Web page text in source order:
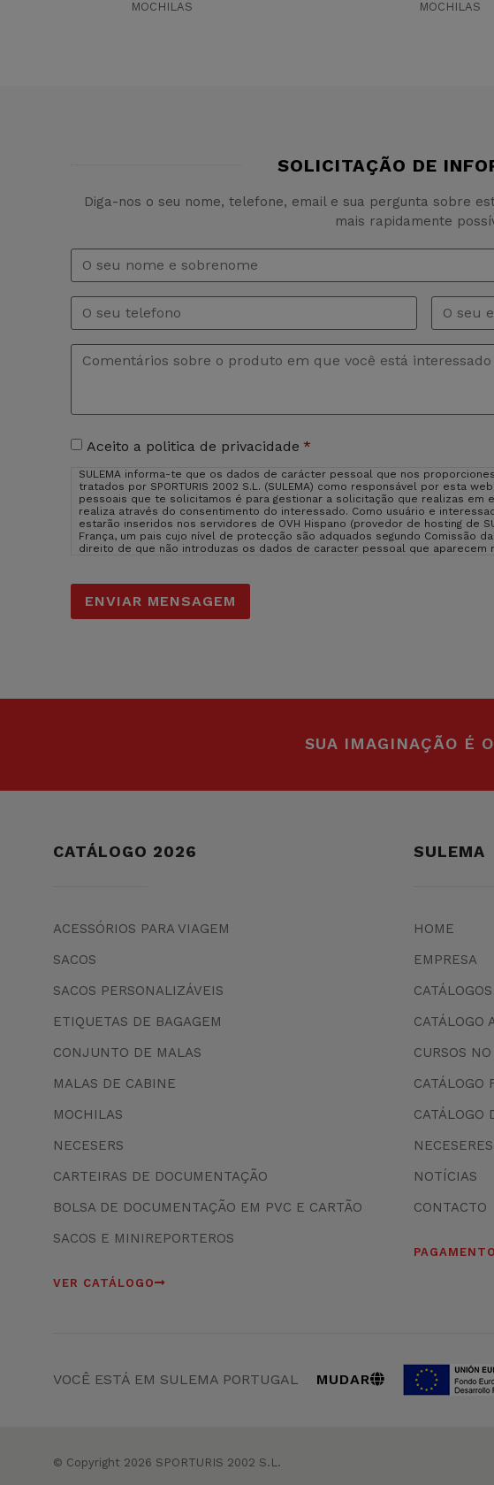
MOCHILAS MOCHILAS
SOLICITAÇÃO DE
Diga-nos o seu nome, telefone, email e sua pergunta sobre
mais rapidamente
Comentários
Aceitação
privacidade *
Aceito a politica de privacidade *
SULEMA informa-te que os dados de carácter pessoal que nos
tratados por SPORTURIS 2002 S.L. (SULEMA) como responsável por esta
pessoais que te solicitamos é para gestionar a solicitação que realizas em
realiza através do consentimento do interessado. Como usuário e
estarão inseridos nos servidores de OVH Hispano (provedor de hosting de
França, um pais cujo nível de protecção são adquados segundo Comissão da
direito de que não introduzas os dados de caracter pessoal que
control. Podes consultar a informação adicional e detalhada sobre Proteção
assim como consultar a nossa
SUA IMAGINAÇÃO É
CATÁLOGO 2026
ACESSÓRIOS PARA VIAGEM
SACOS
SACOS PERSONALIZÁVEIS
ETIQUETAS DE BAGAGEM
CONJUNTO DE MALAS
MALAS DE CABINE
MOCHILAS
NECESERS
CARTEIRAS DE DOCUMENTAÇÃO
BOLSA DE DOCUMENTAÇÃO EM PVC E CARTÃO
SACOS E MINIREPORTEROS
VER CATÁLOGO
SULEMA
HOME
EMPRESA
CATÁLOGOS
CATÁLOGO
CURSOS
CATÁLOGO
CATÁLOGO
NECESERES
NOTÍCIAS
CONTACTO
VOCÊ ESTÁ EM SULEMA PORTUGAL MUDAR
© Copyright 2026 SPORTURIS 2002 S.L.